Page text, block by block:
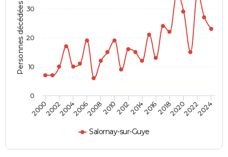
Personnes décédées
Salornay-sur-Guye
2000200220042006200820102012201420162018202020222024
0
10
20
30